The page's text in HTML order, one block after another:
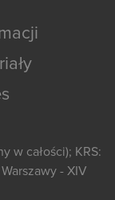
w całości); KRS:
- XIV